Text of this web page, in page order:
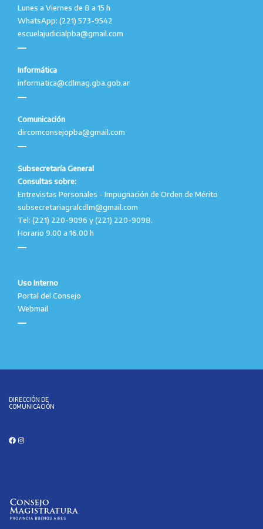
Lunes a Viernes de 8 a 15 h
WhatsApp: (221) 573-9542
escuelajudicialpba@gmail.com
Informática
informatica@cdlmag.gba.gob.ar
Comunicación
dircomconsejopba@gmail.com
Subsecretaría General
Consultas sobre:
Entrevistas Personales - Impugnación de Orden de Mérito
subsecretariagralcdlm@gmail.com
Tel: (221) 220-9096 y (221) 220-9098.
Horario 9.00 a 16.00 h
Uso Interno
Portal del Consejo
Webmail
DIRECCIÓN DE
COMUNICACIÓN